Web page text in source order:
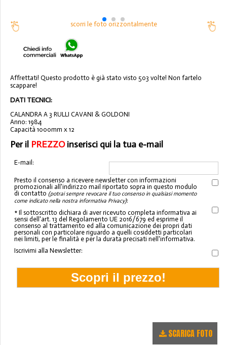
scorri le foto orizzontalmente
Affrettati! Questo prodotto è già stato visto 503 volte! Non fartelo
scappare!
DATI TECNICI:
CALANDRA A 3 RULLI CAVANI & GOLDONI
Anno: 1984
Capacità 1000mm x 12
Per il PREZZOinserisci qui la tua e-mail
E-mail:
Presto il consenso a ricevere newsletter con informazioni
promozionali all'indirizzo mail riportato sopra in questo modulo
di contatto (potrai sempre revocare il tuo consenso in qualsiasi momento
come indicato nella nostra informativa Privacy):
* Il sottoscritto dichiara di aver ricevuto completa informativa ai
sensi dell'art. 13 del Regolamento UE 2016/679 ed esprime il
consenso al trattamento ed alla comunicazione dei propri dati
personali con particolare riguardo a quelli cosiddetti particolari
nei limiti, per le finalità e per la durata precisati nell'informativa.
Iscrivimi alla Newsletter:
SCARICA FOTO